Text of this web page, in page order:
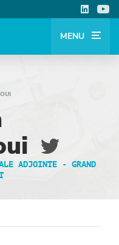
MENU
ADJOINTE - GRAND